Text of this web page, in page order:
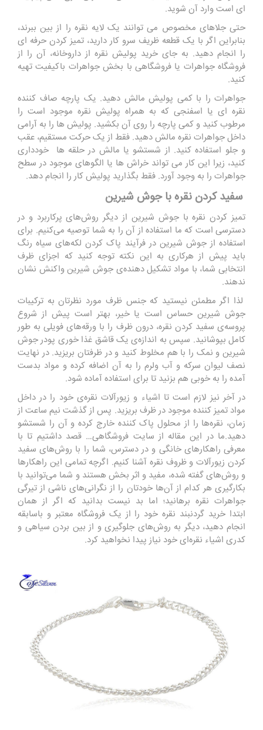
ای است وارد آن شوید.
حتی جلاهای مخصوص می توانند یک لایه نقره را از بین ببرند،
بنابراین اگر با یک قطعه ظریف سرو کار دارید، تمیز کردن حرفه ای
را انجام دهید. به جای خرید پولیش نقره از داروخانه، آن را از
فروشگاه جواهرات یا فروشگاهی با بخش جواهرات باکیفیت تهیه
کنید.
جواهرات را با کمی پولیش مالش دهید. یک پارچه صاف کننده
نقره ای یا اسفنجی که به همراه پولیش نقره موجود است را
مرطوب کنید و کمی پارچه را روی آن بکشید. پولیش ها را به آرامی
داخل جواهرات نقره مالش دهید. فقط از یک حرکت مستقیم، عقب
و جلو استفاده کنید. از شستشو یا مالش در حلقه ها خودداری
کنید، زیرا این کار می تواند خراش ها یا الگوهای موجود در سطح
جواهرات را به وجود آورد. فقط بگذارید پولیش کار را انجام دهد.
سفید کردن نقره با جوش شیرین
تمیز کردن نقره با جوش شیرین از دیگر روش‌های پرکاربرد و در
دسترسی است که ما استفاده از آن را به شما توصیه می‌کنیم. برای
استفاده از جوش شیرین در فرآیند پاک کردن لکه‌های سیاه رنگ
باید پیش از هرکاری به این نکته توجه کنید که اجزای ظرف
انتخابی شما، با مواد تشکیل دهنده‌ی جوش شیرین واکنش نشان
ندهند.
لذا اگر مطمئن نیستید که جنس ظرف مورد نظرتان به ترکیبات
جوش شیرین حساس است یا خیر، بهتر است پیش از شروع
پروسه‌ی سفید کردن نقره، درون ظرف را با ورقه‌های فویلی به طور
کامل بپوشانید. سپس به اندازه‌ی یک قاشق غذا خوری پودر جوش
شیرین و نمک را با هم مخلوط کنید و در ظرفتان بریزید. در نهایت
نصف لیوان سرکه و آب ولرم را به آن اضافه کرده و مواد بدست
آمده را به خوبی هم بزنید تا برای استفاده آماده شود.
در آخر نیز لازم است تا اشیاء و زیورآلات نقره‌ی خود را در داخل
مواد تمیز کننده موجود در ظرف بریزید. پس از گذشت نیم ساعت از
زمان، نقره‌ها را از محلول پاک کننده خارج کرده و آن را شستشو
دهید.ما در این مقاله از سایت فروشگاهی… قصد داشتیم تا با
معرفی راهکارهای خانگی و در دسترس، شما را با روش‌های سفید
کردن زیورآلات و ظروف نقره آشنا کنیم. اگرچه تمامی این راهکارها
و روش‌های گفته شده، مفید و اثر بخش هستند و شما می‌توانید با
بکارگیری هر کدام از آن‌ها خودتان را از نگرانی‌های ناشی از تیرگی
جواهرات نقره برهانید؛ اما بد نیست بدانید که اگر از همان
ابتدا خرید گردنبند نقره خود را از یک فروشگاه معتبر و باسابقه
انجام دهید، دیگر به روش‌های جلوگیری و از بین بردن سیاهی و
کدری اشیاء نقره‌ای خود نیاز پیدا نخواهید کرد.